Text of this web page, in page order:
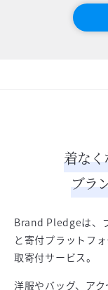
着な
ブラ
Brand Pledgeは、
と寄付プラットフ
取寄付サービス。
洋服やバッグ、ア